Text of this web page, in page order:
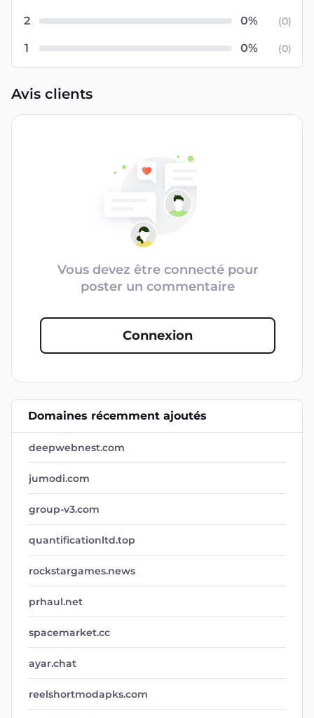
2 (0)
1 (0)
Avis clients
Vous devez être connecté pour
poster un commentaire
Connexion
Domaines récemment ajoutés
deepwebnest.com
jumodi.com
group-v3.com
quantificationltd.top
rockstargames.news
prhaul.net
spacemarket.cc
ayar.chat
reelshortmodapks.com